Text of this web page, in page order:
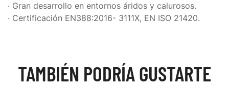
· Gran desarrollo en entornos áridos y calurosos.
· Certificación EN388:2016- 3111X, EN ISO 21420.
TAMBIÉN PODRÍA GUSTARTE